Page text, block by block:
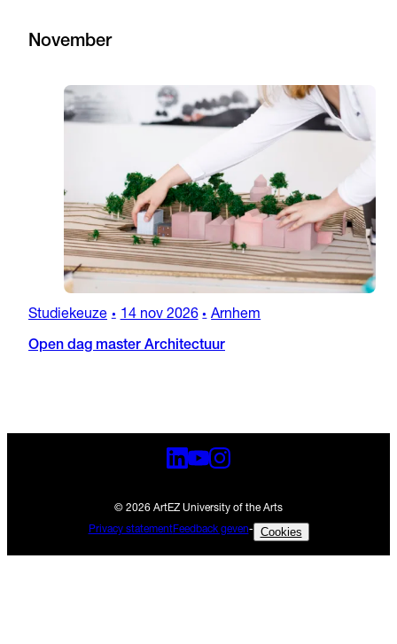
November
Studiekeuze • 14 nov 2026 • Arnhem
Open dag master Architectuur
© 2026 ArtEZ University of the Arts
Privacy statementFeedback geven- Cookies